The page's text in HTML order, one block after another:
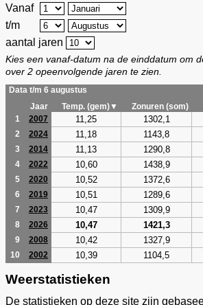
Vanaf
t/m
aantal jaren
Kies een vanaf-datum na de einddatum om
over 2 opeenvolgende jaren te zien.
Data t/m 6 augustus
Jaar
Temp. (gem)▼ Zonuren (som)
1
2007 11,25 1302,1
2 2024 11,18 1143,8
3 2014 11,13 1290,8
4 2022 10,60 1438,9
5 2020 10,52 1372,6
6 2019 10,51 1289,6
7 2023 10,47 1309,9
8 2026 10,47 1421,3
9 2008 10,42 1327,9
10 2002 10,39 1104,5
Weerstatistieken
De statistieken op deze site zijn